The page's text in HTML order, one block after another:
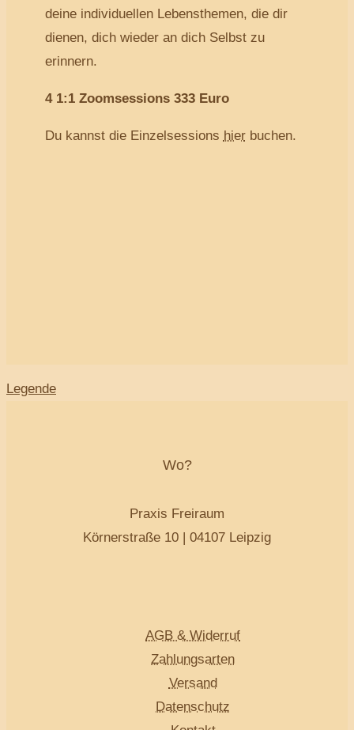
deine individuellen Lebensthemen, die dir
dienen, dich wieder an dich Selbst zu
erinnern.
4 1:1 Zoomsessions 333 Euro
Du kannst die Einzelsessions hierbuchen.
Legende
Wo?
Praxis Freiraum
Körnerstraße 10 | 04107 Leipzig
AGB & Widerruf
Zahlungsarten
Versand
Datenschutz